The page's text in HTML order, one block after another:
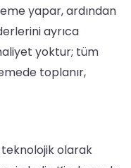
yapar, ardından
ayrıca
yoktur; tüm
toplanır,
teknolojik olarak